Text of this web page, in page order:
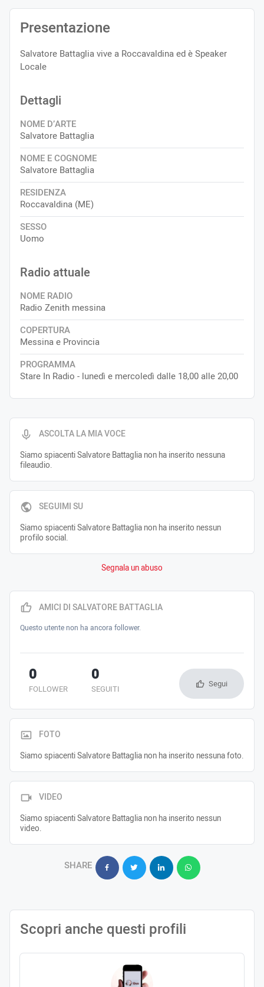
ASCOLTA LA MIA VOCE
Siamo spiacenti Salvatore Battaglia non ha inserito nessuna
fileaudio.
SEGUIMI SU
Siamo spiacenti Salvatore Battaglia non ha inserito nessun
profilo social.
Segnala un abuso
Presentazione
Salvatore Battaglia vive a Roccavaldina ed è Speaker
Locale
Dettagli
NOME D’ARTE
Salvatore Battaglia
NOME E COGNOME
Salvatore Battaglia
RESIDENZA
Roccavaldina (ME)
SESSO
Uomo
Radio attuale
NOME RADIO
Radio Zenith messina
COPERTURA
Messina e Provincia
PROGRAMMA
Stare In Radio - lunedì e mercoledì dalle 18,00 alle 20,00
AMICI DI SALVATORE BATTAGLIA
Questo utente non ha ancora follower.
FOLLOWER
0
SEGUITI
0 Segui
FOTO
Siamo spiacenti Salvatore Battaglia non ha inserito nessuna foto.
VIDEO
Siamo spiacenti Salvatore Battaglia non ha inserito nessun
video.
SHARE
Scopri anche questi profili